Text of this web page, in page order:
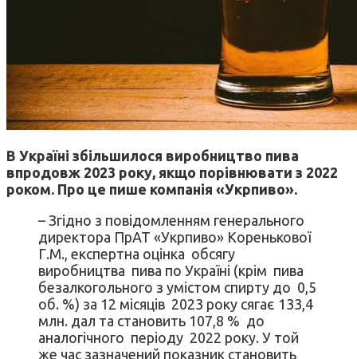
В Україні збільшилося виробництво пива
впродовж 2023 року, якщо порівнювати з 2022
роком. Про це пише компанія «Укрпиво».
– Згідно з повідомленням генерального
директора ПрАТ «Укрпиво» Коренькової
Г.М., експертна оцінка обсягу
виробництва пива по Україні (крім пива
безалкогольного з умістом спирту до 0,5
об. %) за 12 місяців 2023 року сягає 133,4
млн. дал та становить 107,8 % до
аналогічного періоду 2022 року. У той
же час зазначений показник становить